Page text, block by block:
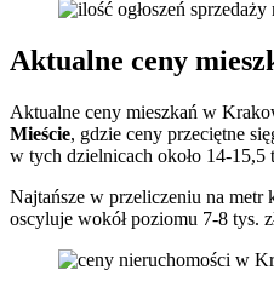
Aktualne ceny
Aktualne ceny mieszkań w
Mieście, gdzie ceny przeciętne
w tych dzielnicach około 14-15,5
Najtańsze w przeliczeniu na
oscyluje wokół poziomu 7-8 tys.